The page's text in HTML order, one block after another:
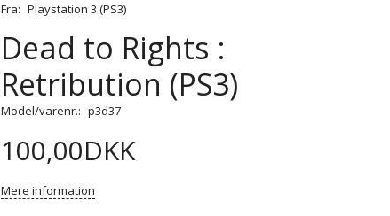
Fra: Playstation 3 (PS3)
Dead to Rights :
Retribution (PS3)
Model/varenr.: p3d37
100,00DKK
Mere information